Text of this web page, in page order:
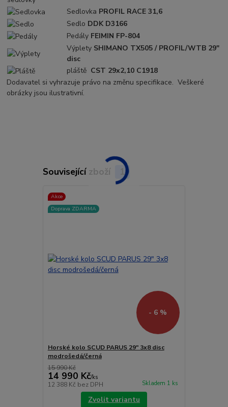
Sedlovka PROFIL RACE 31,6
Sedlo DDK D3166
Pedály FEIMIN FP-804
Výplety SHIMANO TX505 / PROFIL/WTB 29"
disc
pláště CST 29x2,10 C1918
Dodavatel si vyhrazuje právo na změnu specifikace. Veškeré
obrázky jsou ilustrativní.
Související zboží 1
Akce
Doprava ZDARMA
- 6 %
Horské kolo SCUD PARUS 29" 3x8 disc
modrošedá/černá
15 990 Kč
14 990 Kč/ks
12 388 Kč bez DPH Skladem 1 ks
Zvolit variantu